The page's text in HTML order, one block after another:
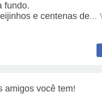
fundo.
e centenas de...
amigos você tem!